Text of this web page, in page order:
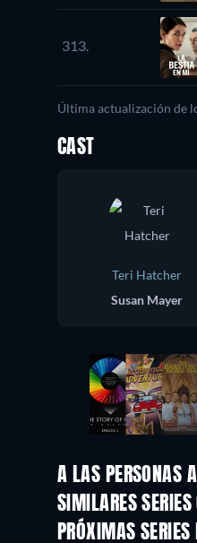
313.
Última actualización de
CAST
Teri Hatcher
Susan Mayer
A LAS PERSONAS
SIMILARES SERIES
PRÓXIMAS SERIES